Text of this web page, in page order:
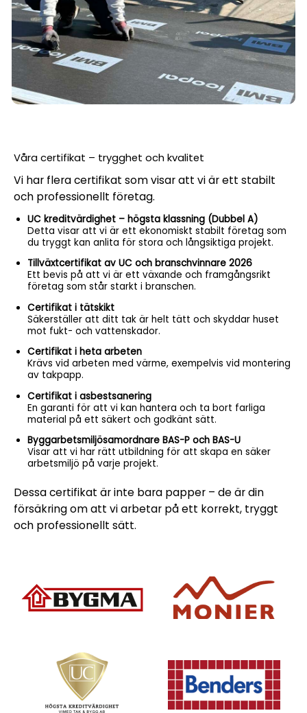
Våra certifikat – trygghet och kvalitet
Vi har flera certifikat som visar att vi är ett stabilt
och professionellt företag.
UC kreditvärdighet – högsta klassning (Dubbel A)
Detta visar att vi är ett ekonomiskt stabilt företag som
du tryggt kan anlita för stora och långsiktiga projekt.
Tillväxtcertifikat av UC och branschvinnare 2026
Ett bevis på att vi är ett växande och framgångsrikt
företag som står starkt i branschen.
Certifikat i tätskikt
Säkerställer att ditt tak är helt tätt och skyddar huset
mot fukt- och vattenskador.
Certifikat i heta arbeten
Krävs vid arbeten med värme, exempelvis vid montering
av takpapp.
Certifikat i asbestsanering
En garanti för att vi kan hantera och ta bort farliga
material på ett säkert och godkänt sätt.
Byggarbetsmiljösamordnare BAS-P och BAS-U
Visar att vi har rätt utbildning för att skapa en säker
arbetsmiljö på varje projekt.
Dessa certifikat är inte bara papper – de är din
försäkring om att vi arbetar på ett korrekt, tryggt
och professionellt sätt.